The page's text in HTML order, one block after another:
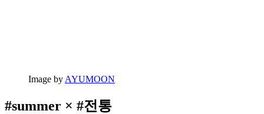
Image by AYUMOON
#summer × #전통